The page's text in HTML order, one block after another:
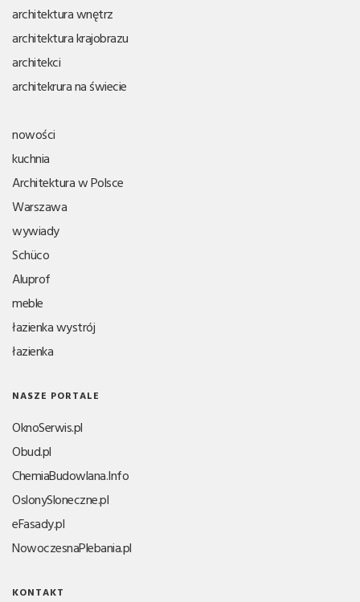
architektura wnętrz
architektura krajobrazu
architekci
architekrura na świecie
nowości
kuchnia
Architektura w Polsce
Warszawa
wywiady
Schüco
Aluprof
meble
łazienka wystrój
łazienka
NASZE PORTALE
OknoSerwis.pl
Obud.pl
ChemiaBudowlana.Info
OslonySloneczne.pl
eFasady.pl
NowoczesnaPlebania.pl
KONTAKT